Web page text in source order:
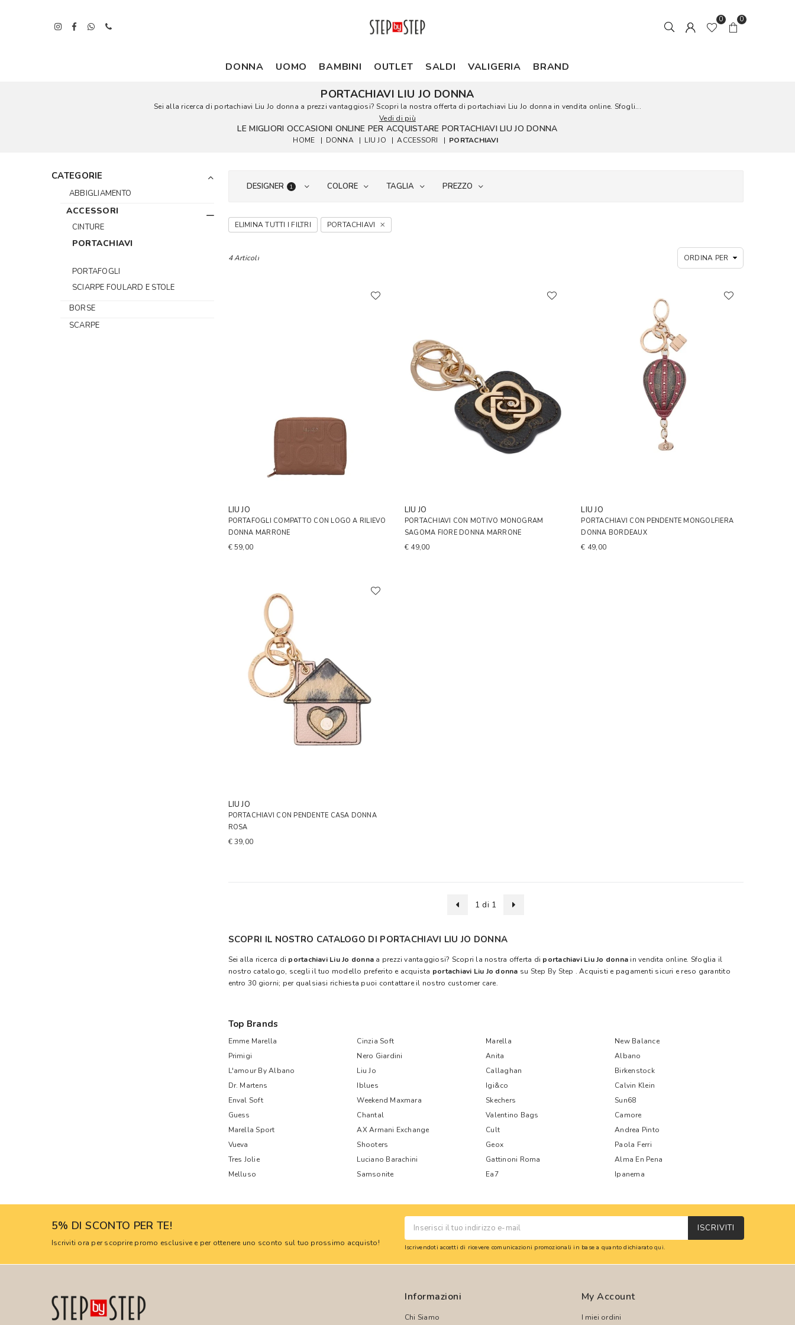
0 0
DONNA UOMO BAMBINI OUTLET SALDI VALIGERIA BRAND
PORTACHIAVI LIU JO DONNA
Sei alla ricerca di portachiavi Liu Jo donna a prezzi vantaggiosi? Scopri la nostra offerta di portachiavi Liu Jo donna in vendita online. Sfogli...
Vedi di più
LE MIGLIORI OCCASIONI ONLINE PER ACQUISTARE PORTACHIAVI LIU JO DONNA
HOME | DONNA | LIU JO | ACCESSORI | PORTACHIAVI
CATEGORIE
ABBIGLIAMENTO
ACCESSORI
CINTURE
PORTACHIAVI
PORTAFOGLI
SCIARPE FOULARD E STOLE
BORSE
SCARPE
DESIGNER 1 COLORE TAGLIA PREZZO
ELIMINA TUTTI I FILTRI PORTACHIAVI
4 Articoli
LIU JO
PORTAFOGLI COMPATTO CON LOGO A RILIEVO
DONNA MARRONE
€ 59,00
LIU JO
PORTACHIAVI CON MOTIVO MONOGRAM
SAGOMA FIORE DONNA MARRONE
€ 49,00
LIU JO
PORTACHIAVI CON PENDENTE MONGOLFIERA
DONNA BORDEAUX
€ 49,00
LIU JO
PORTACHIAVI CON PENDENTE CASA DONNA
ROSA
€ 39,00
1 di 1
SCOPRI IL NOSTRO CATALOGO DI PORTACHIAVI LIU JO DONNA
Sei alla ricerca di portachiavi Liu Jo donna a prezzi vantaggiosi? Scopri la nostra offerta di portachiavi Liu Jo donna in vendita online. Sfoglia il
nostro catalogo, scegli il tuo modello preferito e acquista portachiavi Liu Jo donna su Step By Step . Acquisti e pagamenti sicuri e reso garantito
entro 30 giorni; per qualsiasi richiesta puoi contattare il nostro customer care.
Top Brands
Emme Marella Cinzia Soft Marella
New Balance
Primigi
Nero Giardini Anita
Albano
L'amour By Albano
Liu Jo Callaghan
Birkenstock
Dr. Martens
Iblues Igi&co
Calvin Klein
Enval Soft
Weekend Maxmara Skechers
Sun68
Guess
Chantal Valentino Bags
Camore
Marella Sport
AX Armani Exchange Cult
Andrea Pinto
Vueva
Shooters Geox
Paola Ferri
Tres Jolie
Luciano Barachini Gattinoni Roma
Alma En Pena
Melluso
Samsonite Ea7 Ipanema
5% DI SCONTO PER TE!
Iscriviti ora per scoprire promo esclusive e per ottenere uno sconto sul tuo prossimo acquisto!
ISCRIVITI
Iscrivendoti accetti di ricevere comunicazioni promozionali in base a quanto dichiaratoqui.
Informazioni
Chi Siamo
My Account
I miei ordini